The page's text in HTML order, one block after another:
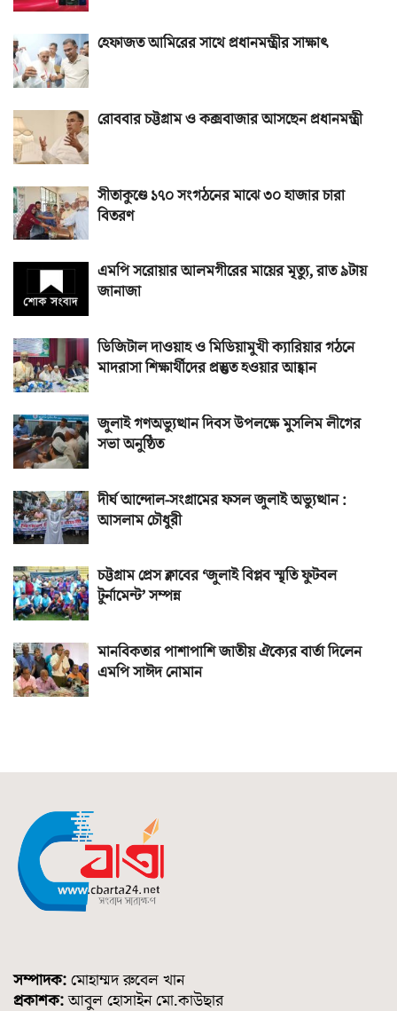
হেফাজত আমিরের সাথে প্রধানমন্ত্রীর সাক্ষাৎ
রোববার চট্টগ্রাম ও কক্সবাজার আসছেন প্রধানমন্ত্রী
সীতাকুণ্ডে ১৭০ সংগঠনের মাঝে ৩০ হাজার চারা
বিতরণ
এমপি সরোয়ার আলমগীরের মায়ের মৃত্যু, রাত ৯টায়
জানাজা
ডিজিটাল দাওয়াহ ও মিডিয়ামুখী ক্যারিয়ার গঠনে
মাদরাসা শিক্ষার্থীদের প্রস্তুত হওয়ার আহ্বান
জুলাই গণঅভ্যুত্থান দিবস উপলক্ষে মুসলিম লীগের
সভা অনুষ্ঠিত
দীর্ঘ আন্দোল-সংগ্রামের ফসল জুলাই অভ্যুত্থান :
আসলাম চৌধুরী
চট্টগ্রাম প্রেস ক্লাবের ‘জুলাই বিপ্লব স্মৃতি ফুটবল
টুর্নামেন্ট’ সম্পন্ন
মানবিকতার পাশাপাশি জাতীয় ঐক্যের বার্তা দিলেন
এমপি সাঈদ নোমান
সম্পাদক: মোহাম্মদ রুবেল খান
প্রকাশক:আবুল হোসাইন মো.কাউছার